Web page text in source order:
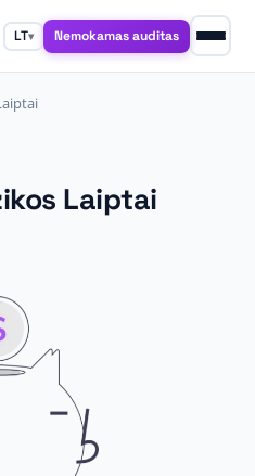
LT▾ Nemokamas auditas
Laiptai